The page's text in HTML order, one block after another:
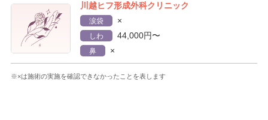
川越ヒフ形成外科クリニック
涙袋 ×
しわ 44,000円〜
鼻 ×
※×は施術の実施を確認できなかったことを表します